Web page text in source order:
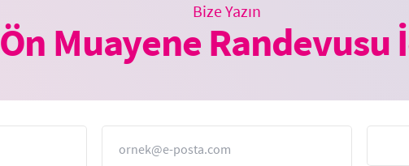
Bize Yazın
Ön Muayene Randevusu